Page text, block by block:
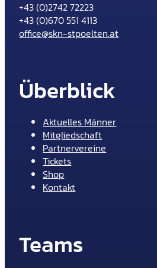
+43 (0)2742 72223
+43 (0)670 551 4113
office@skn-stpoelten.at
Überblick
Aktuelles Männer
Mitgliedschaft
Partnervereine
Tickets
Shop
Kontakt
Teams